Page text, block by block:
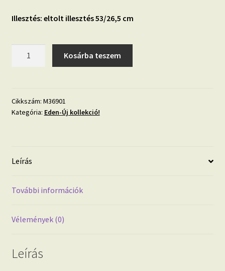
Illesztés: eltolt illesztés 53/26,5 cm
botanikus
tapéta
Kosárba teszem
Cikkszám: M36901
Kategória: Eden-Új kollekció!
Leírás
További információk
Vélemények (0)
Leírás